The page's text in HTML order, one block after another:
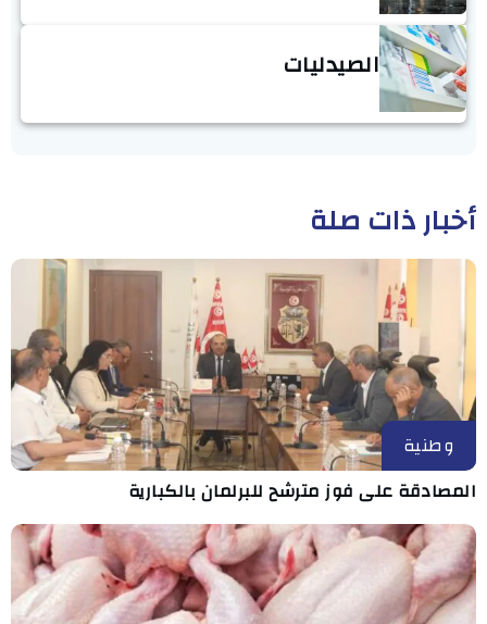
الصيدليات
أخبار ذات صلة
وطنية
المصادقة على فوز مترشح للبرلمان بالكبارية